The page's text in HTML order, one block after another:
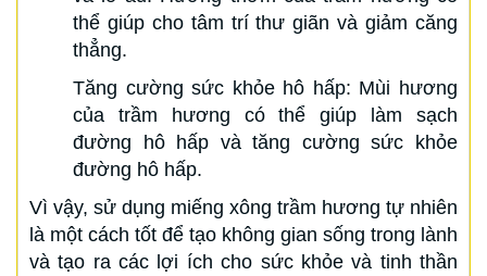
thể giúp cho tâm trí thư giãn và giảm căng
thẳng.
Tăng cường sức khỏe hô hấp: Mùi hương
của trầm hương có thể giúp làm sạch
đường hô hấp và tăng cường sức khỏe
đường hô hấp.
Vì vậy, sử dụng miếng xông trầm hương tự nhiên
là một cách tốt để tạo không gian sống trong lành
và tạo ra các lợi ích cho sức khỏe và tinh thần